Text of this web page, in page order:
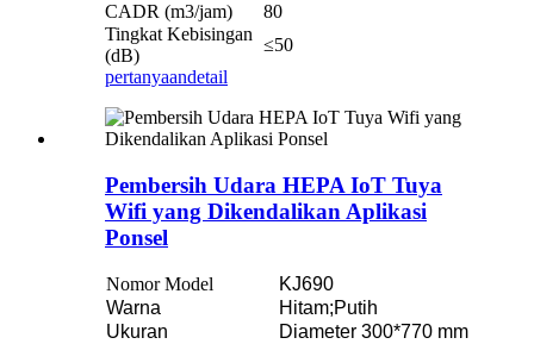
CADR (m3/jam)
80
Tingkat Kebisingan
(dB)
≤50
pertanyaandetail
Pembersih Udara HEPA IoT Tuya
Wifi yang Dikendalikan Aplikasi
Ponsel
Nomor Model
KJ690
Warna
Hitam;Putih
Ukuran
Diameter 300*770 mm